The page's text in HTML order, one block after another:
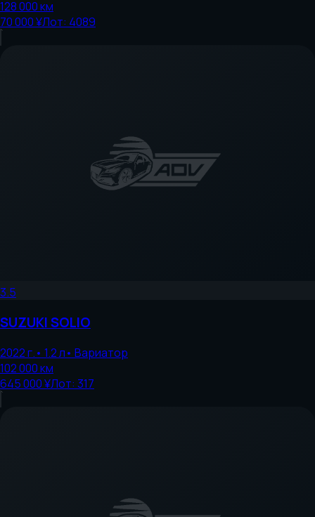
128 000км
70 000 ¥Лот: 4089
3.5
SUZUKISOLIO
2022г.• 1.2л• Вариатор
102 000км
645 000 ¥Лот: 317